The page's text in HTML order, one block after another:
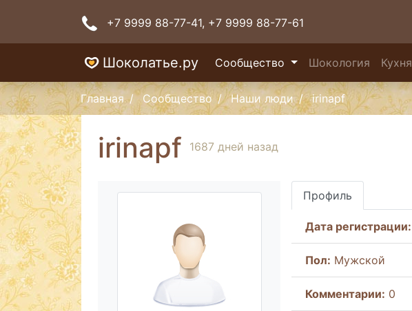
+7 9999 88-77-41, +7 9999 88-77-61
Шоколатье.ру Сообщество Шокология Кухня
Главная Сообщество Наши люди irinapf
irinapf 1687 дней назад
Профиль
Дата регистрации:
Пол: Мужской
Комментарии: 0